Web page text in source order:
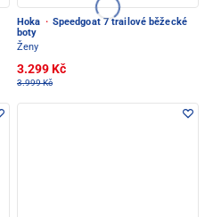
Hoka · Speedgoat 7 trailové běžecké
boty
Ženy
3.299 Kč
3.999 Kč